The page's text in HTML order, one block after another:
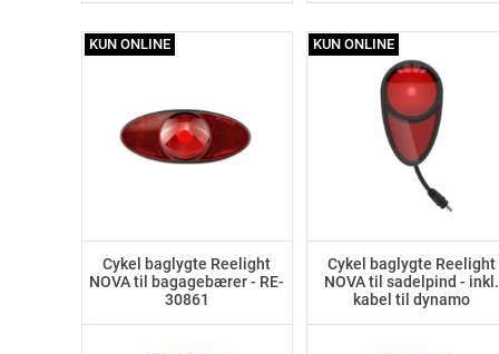
Cykel baglygte Reelight
NOVA til bagagebærer - RE-
30861
KUN ONLINE
Cykel baglygte Reelight
NOVA til sadelpind - inkl.
kabel til dynamo
KUN ONLINE